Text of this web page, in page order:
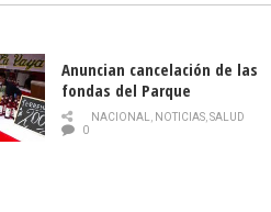
Anuncian cancelación de las
fondas del Parque
O’Higgins debido al
coronavirus
NACIONAL, NOTICIAS,SALUD
0